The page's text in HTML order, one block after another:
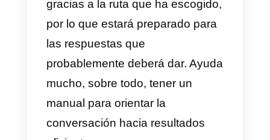
fin de tener resultados
similares con cada agente.
También ayuda a hacer una
conversación eficiente y que no
se desvíe de la meta pautada,
además de ayudar al cliente a